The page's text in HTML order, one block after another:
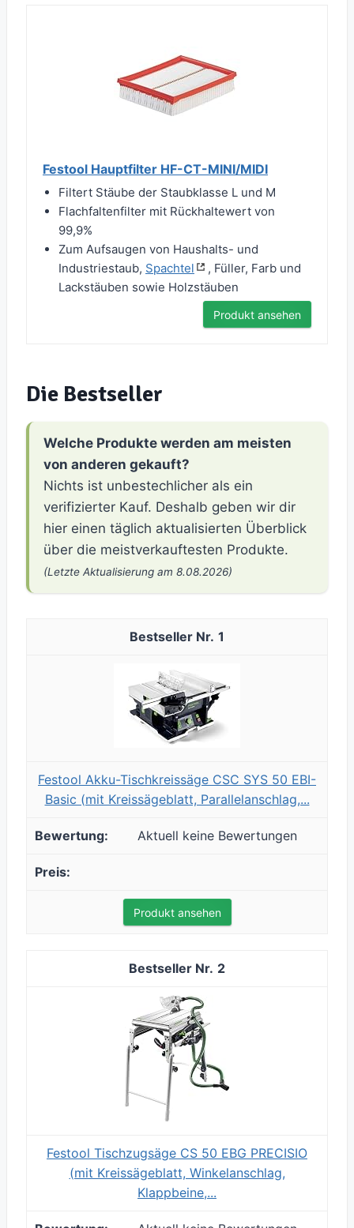
Festool Hauptfilter HF-CT-MINI/MIDI
Filtert Stäube der Staubklasse L und M
Flachfaltenfilter mit Rückhaltewert von
99,9%
Zum Aufsaugen von Haushalts- und
Industriestaub, Spachtel
, Füller, Farb und
Lackstäuben sowie Holzstäuben
Produkt ansehen
Die Bestseller
Welche Produkte werden am meisten
von anderen gekauft?
Nichts ist unbestechlicher als ein
verifizierter Kauf. Deshalb geben wir dir
hier einen täglich aktualisierten Überblick
über die meistverkauftesten Produkte.
(Letzte Aktualisierung am 8.08.2026)
1
Festool Akku-Tischkreissäge CSC SYS 50 EBI-
Basic (mit Kreissägeblatt, Parallelanschlag,...
Aktuell keine Bewertungen
Produkt ansehen
2
Festool Tischzugsäge CS 50 EBG PRECISIO
(mit Kreissägeblatt, Winkelanschlag,
Klappbeine,...